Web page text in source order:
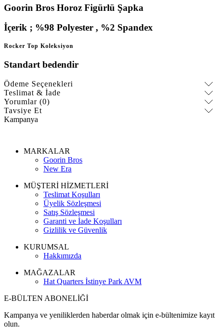
Goorin Bros Horoz Figürlü Şapka
İçerik ; %98 Polyester , %2 Spandex
Rocker Top Koleksiyon
Standart bedendir
Ödeme Seçenekleri
Teslimat & İade
Yorumlar (0)
Tavsiye Et
Kampanya
MARKALAR
Goorin Bros
New Era
MÜŞTERİ HİZMETLERİ
Teslimat Koşulları
Üyelik Sözleşmesi
Satış Sözleşmesi
Garanti ve İade Koşulları
Gizlilik ve Güvenlik
KURUMSAL
Hakkımızda
MAĞAZALAR
Hat Quarters İstinye Park AVM
E-BÜLTEN ABONELİĞİ
Kampanya ve yeniliklerden haberdar olmak için e-bültenimize kayıt
olun.